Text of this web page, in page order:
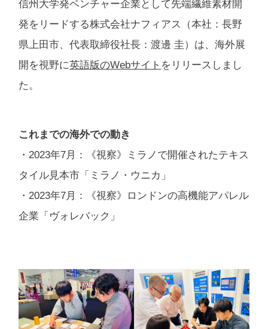
信州大学発ベンチャー企業として先端繊維素材開
発をリードする株式会社ナフィアス（本社：長野
県上田市、代表取締役社長：渡邊 圭）は、海外展
開を視野に英語版のWebサイト をリリースしまし
た。
これまでの海外での動き
・2023年7月：《視察》ミラノで開催されたテキス
タイル見本市「ミラノ・ウニカ」
・2023年7月：《視察》ロンドンの高機能アパレル
企業「ヴォレバック」